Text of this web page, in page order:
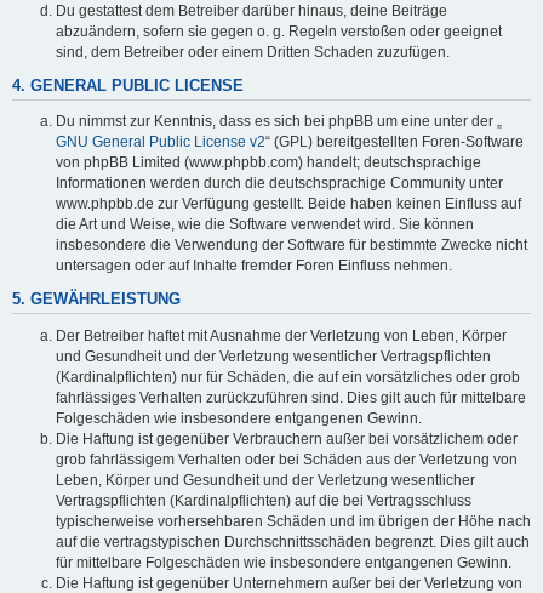
Du gestattest dem Betreiber darüber hinaus, deine Beiträge
abzuändern, sofern sie gegen o. g. Regeln verstoßen oder geeignet
sind, dem Betreiber oder einem Dritten Schaden zuzufügen.
4. GENERAL PUBLIC LICENSE
Du nimmst zur Kenntnis, dass es sich bei phpBB um eine unter der „
GNU General Public License v2“ (GPL) bereitgestellten Foren-Software
von phpBB Limited (www.phpbb.com) handelt; deutschsprachige
Informationen werden durch die deutschsprachige Community unter
www.phpbb.de zur Verfügung gestellt. Beide haben keinen Einfluss auf
die Art und Weise, wie die Software verwendet wird. Sie können
insbesondere die Verwendung der Software für bestimmte Zwecke nicht
untersagen oder auf Inhalte fremder Foren Einfluss nehmen.
5. GEWÄHRLEISTUNG
Der Betreiber haftet mit Ausnahme der Verletzung von Leben, Körper
und Gesundheit und der Verletzung wesentlicher Vertragspflichten
(Kardinalpflichten) nur für Schäden, die auf ein vorsätzliches oder grob
fahrlässiges Verhalten zurückzuführen sind. Dies gilt auch für mittelbare
Folgeschäden wie insbesondere entgangenen Gewinn.
Die Haftung ist gegenüber Verbrauchern außer bei vorsätzlichem oder
grob fahrlässigem Verhalten oder bei Schäden aus der Verletzung von
Leben, Körper und Gesundheit und der Verletzung wesentlicher
Vertragspflichten (Kardinalpflichten) auf die bei Vertragsschluss
typischerweise vorhersehbaren Schäden und im übrigen der Höhe nach
auf die vertragstypischen Durchschnittsschäden begrenzt. Dies gilt auch
für mittelbare Folgeschäden wie insbesondere entgangenen Gewinn.
Die Haftung ist gegenüber Unternehmern außer bei der Verletzung von